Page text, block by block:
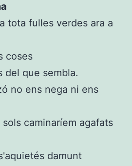
tota fulles verdes ara a
coses
del que sembla.
no ens nega ni ens
caminaríem agafats
damunt